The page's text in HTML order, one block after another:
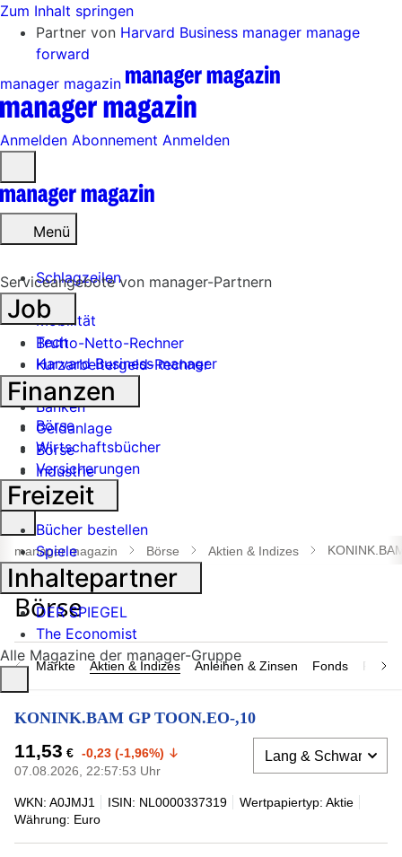
Zum Inhalt springen
Partner von Harvard Business manager manage
forward
manager magazin
Anmelden Abonnement Anmelden
öffnen
Menü
Schlagzeilen
Mobilität
Tech
Harvard Business manager
Handel
Banken
Geldanlage
Börse
Industrie
Suche
öffnen
manager magazin Börse Aktien & Indizes
Märkte Aktien & Indizes Anleihen & Zinsen Fonds
KONINK.BAM GP TOON.EO-,10
11,53 € -0,23 (-1,96%)
07.08.2026, 22:57:53 Uhr
WKN: A0JMJ1 ISIN: NL0000337319
Wertpapiertyp: Aktie
Währung: Euro
Serviceangebote von manager-Partnern
Job
Brutto-Netto-Rechner
Kurzarbeitergeld-Rechner
Finanzen
Börse
Wirtschaftsbücher
Versicherungen
Freizeit
Bücher bestellen
Spiele
Inhaltepartner
DER SPIEGEL
The Economist
Alle Magazine der manager-Gruppe